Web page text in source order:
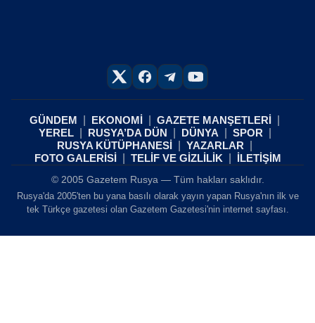
GÜNDEM EKONOMİ
GAZETE MANŞETLERİ
YEREL
RUSYA’DA DÜN DÜNYA
SPOR
RUSYA KÜTÜPHANESİ
YAZARLAR
FOTO GALERİSİ
TELİF VE GİZLİLİK İLETİŞİM
© 2005 Gazetem Rusya — Tüm hakları saklıdır.
Rusya'da 2005'ten bu yana basılı olarak yayın yapan Rusya'nın ilk ve
tek Türkçe gazetesi olan Gazetem Gazetesi'nin internet sayfası.